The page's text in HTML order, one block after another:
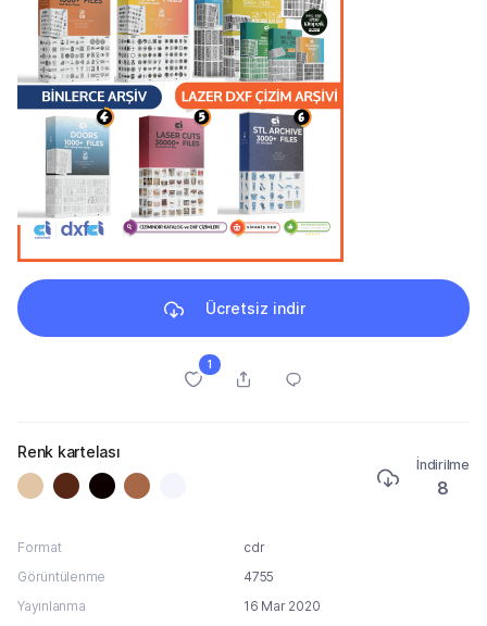
Ücretsiz indir
1
Renk kartelası
İndirilme
8
Format
cdr
Görüntülenme
4755
Yayınlanma
16 Mar 2020